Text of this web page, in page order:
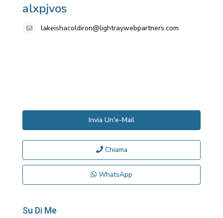
alxpjvos
lakeishacoldiron@lightraywebpartners.com
Invia Un'e-Mail
Chiama
WhatsApp
Su Di Me